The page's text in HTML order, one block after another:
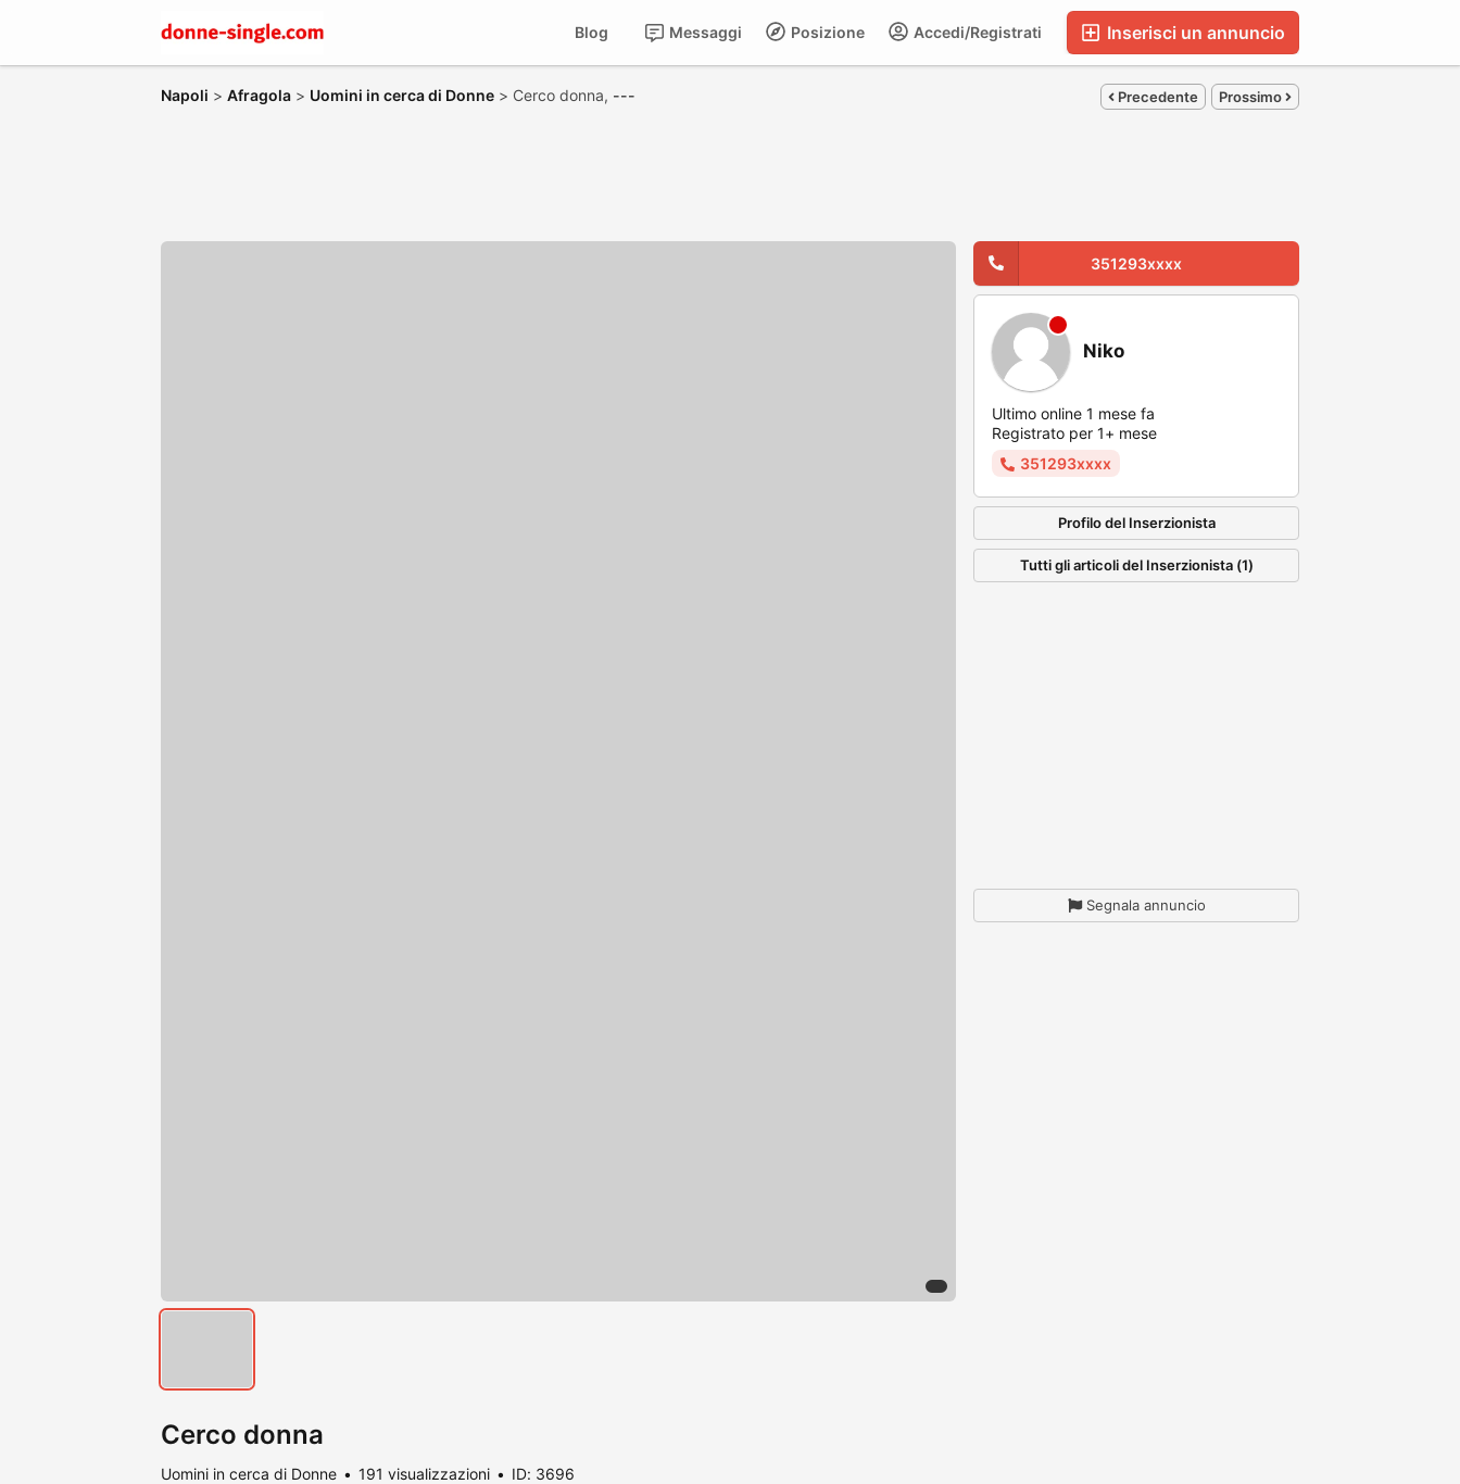
Inserisci un annuncio
Accedi/Registrati
Posizione
Messaggi
Blog
Napoli > Afragola > Uomini in cerca di Donne > Cerco donna, --- Precedente Prossimo
Cerco donna
Uomini in cerca di Donne 191 visualizzazioni ID: 3696
351293xxxx
Niko
Ultimo online 1 mese fa
Registrato per 1+ mese
351293xxxx
Profilo del Inserzionista
Tutti gli articoli del Inserzionista (1)
Segnala annuncio